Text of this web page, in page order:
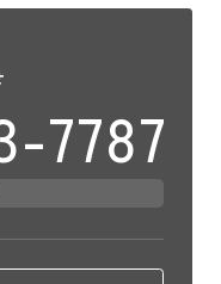
7787